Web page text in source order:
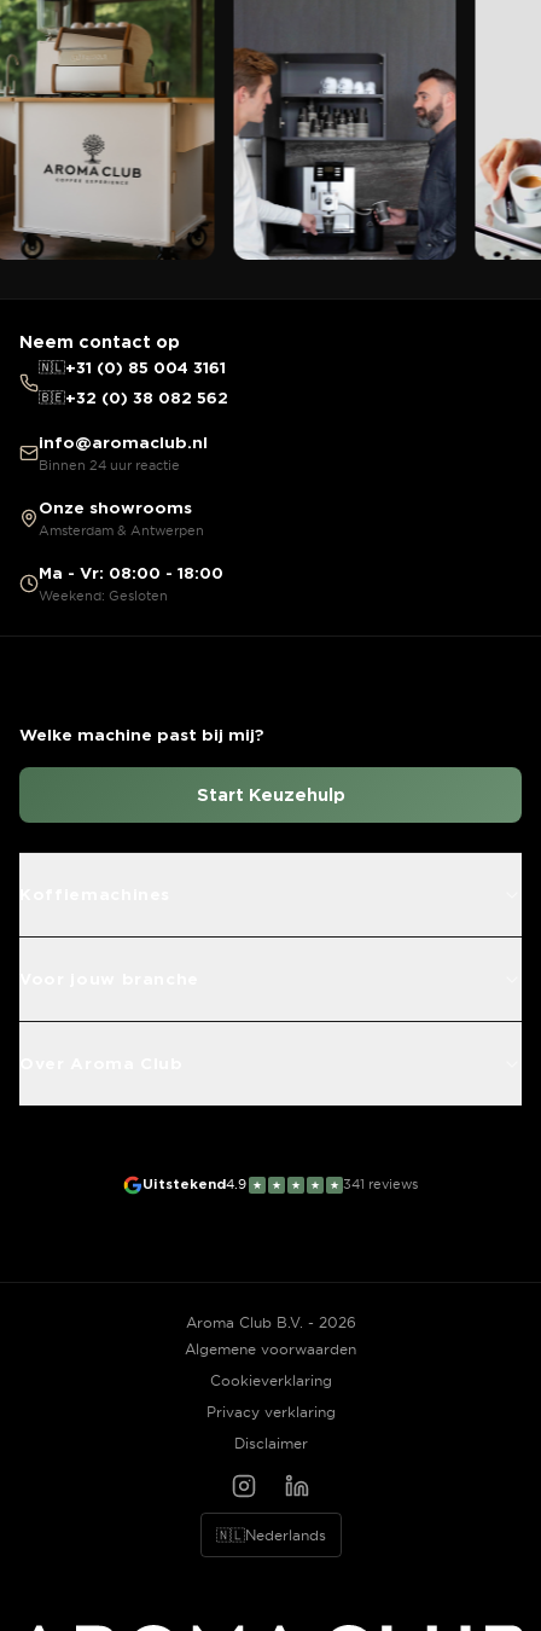
Neem contact op
🇳🇱+31 (0) 85 004 3161
🇧🇪+32 (0) 38 082 562
info@aromaclub.nl
Binnen 24 uur reactie
Onze showrooms
Amsterdam & Antwerpen
Ma - Vr: 08:00 - 18:00
Weekend: Gesloten
Welke machine past bij mij?
Start Keuzehulp
Uitstekend4.9 ★ ★ ★ ★ ★ 341 reviews
Aroma Club B.V. - 2026
Algemene voorwaarden
Cookieverklaring
Privacy verklaring
Disclaimer
🇳🇱Nederlands